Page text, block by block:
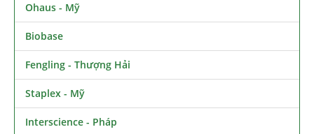
Ohaus - Mỹ
Biobase
Fengling - Thượng Hải
Staplex - Mỹ
Interscience - Pháp